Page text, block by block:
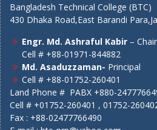
Bangladesh Technical College (BTC)
430 Dhaka Road,East Barandi
Engr. Md. Ashraful Kabir –
Cell # +88-01971-844882
Md. Asaduzzaman- Principal
Cell # +88-01752-260401
Land Phone # PABX +880-
Cell # +01752-260401 , 01752-
Fax : +88-02477766490